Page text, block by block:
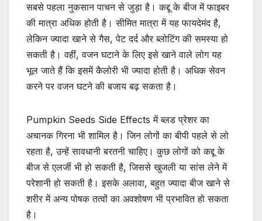
सबसे पहला नुकसान पाचन से जुड़ा है। कद्दू के बीज में फाइबर
की मात्रा अधिक होती है। सीमित मात्रा में यह फायदेमंद है,
लेकिन ज्यादा खाने से गैस, पेट दर्द और ब्लोटिंग की समस्या हो
सकती है। वहीं, वजन घटाने के लिए इसे खाने वाले लोग यह
भूल जाते हैं कि इसमें कैलोरी भी ज्यादा होती है। अधिक सेवन
करने पर वजन घटने की बजाय बढ़ सकता है।
Pumpkin Seeds Side Effects में ब्लड प्रेशर का
अचानक गिरना भी शामिल है। जिन लोगों का बीपी पहले से लो
रहता है, उन्हें सावधानी बरतनी चाहिए। कुछ लोगों को कद्दू के
बीज से एलर्जी भी हो सकती है, जिससे खुजली या सांस लेने में
परेशानी हो सकती है। इसके अलावा, बहुत ज्यादा बीज खाने से
शरीर में अन्य पोषक तत्वों का अवशोषण भी प्रभावित हो सकता
है।